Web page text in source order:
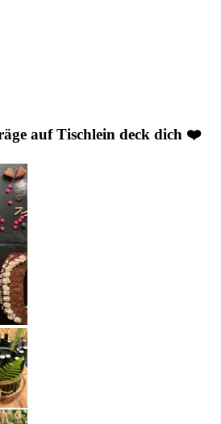
auf Tischlein deck dich ❤️